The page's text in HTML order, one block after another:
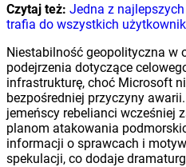
Czytaj też: Jedna z
trafia do wszystkich
Niestabilność geopolityczna w
podejrzenia dotyczące
infrastrukturę, choć Microsoft
bezpośredniej przyczyny
jemeńscy rebelianci wcześniej
planom atakowania
informacji o sprawcach i
spekulacji, co dodaje